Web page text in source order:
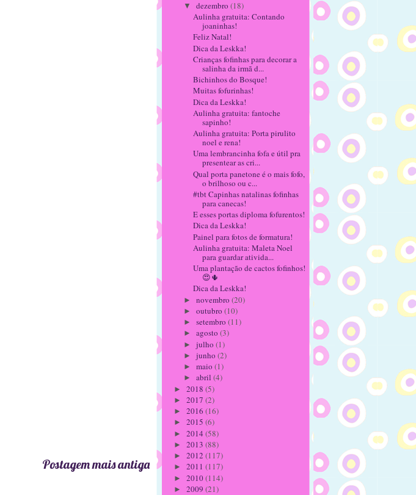
Postagem mais antiga
▼ dezembro (18)
Aulinha gratuita: Contando
joaninhas!
Feliz Natal!
Dica da Leskka!
Crianças fofinhas para decorar a
salinha da irmã d...
Bichinhos do Bosque!
Muitas fofurinhas!
Dica da Leskka!
Aulinha gratuita: fantoche
sapinho!
Aulinha gratuita: Porta pirulito
noel e rena!
Uma lembrancinha fofa e útil pra
presentear as cri...
Qual porta panetone é o mais fofo,
o brilhoso ou c...
#tbt Capinhas natalinas fofinhas
para canecas!
E esses portas diploma fofurentos!
Dica da Leskka!
Painel para fotos de formatura!
Aulinha gratuita: Maleta Noel
para guardar ativida...
Uma plantação de cactos fofinhos!
😍🌵
Dica da Leskka!
► novembro (20)
► outubro (10)
► setembro (11)
► agosto (3)
► julho (1)
► junho (2)
► maio (1)
► abril (4)
► 2018 (5)
► 2017 (2)
► 2016 (16)
► 2015 (6)
► 2014 (58)
► 2013 (88)
► 2012 (117)
► 2011 (117)
► 2010(114)
► 2009 (21)